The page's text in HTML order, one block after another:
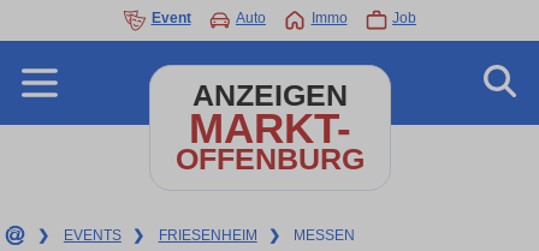
Event Auto Immo Job
ANZEIGEN
MARKT-
OFFENBURG
❯ EVENTS ❯ FRIESENHEIM ❯ MESSEN